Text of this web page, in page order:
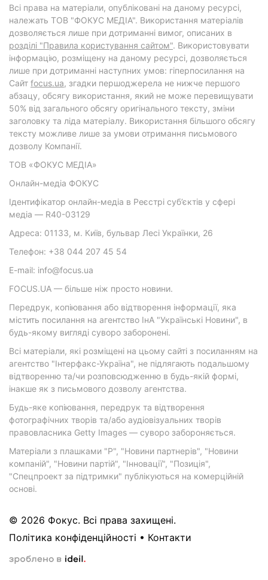
Всі права на матеріали, опубліковані на даному ресурсі,
належать ТОВ "ФОКУС МЕДІА". Використання матеріалів
дозволяється лише при дотриманні вимог, описаних в
розділі "Правила користування сайтом". Використовувати
інформацію, розміщену на даному ресурсі, дозволяється
лише при дотриманні наступних умов: гіперпосилання на
Cайт focus.ua, згадки першоджерела не нижче першого
абзацу, обсягу використання, який не може перевищувати
50% від загального обсягу оригінального тексту, зміни
заголовку та ліда матеріалу. Використання більшого обсягу
тексту можливе лише за умови отримання письмового
дозволу Компанії.
ТОВ «ФОКУС МЕДІА»
Онлайн-медіа ФОКУС
Ідентифікатор онлайн-медіа в Реєстрі суб’єктів у сфері
медіа — R40-03129
Адреса: 01133, м. Київ, бульвар Лесі Українки, 26
Телефон: +38 044 207 45 54
E-mail: info@focus.ua
FOCUS.UA — більше ніж просто новини.
Передрук, копіювання або відтворення інформації, яка
містить посилання на агентство ІнА "Українські Новини", в
будь-якому вигляді суворо заборонені.
Всі матеріали, які розміщені на цьому сайті з посиланням на
агентство "Інтерфакс-Україна", не підлягають подальшому
відтворенню та/чи розповсюдженню в будь-якій формі,
інакше як з письмового дозволу агентства.
Будь-яке копіювання, передрук та відтворення
фотографічних творів та/або аудіовізуальних творів
правовласника Getty Images — суворо забороняється.
Матеріали з плашками "Р", "Новини партнерів", "Новини
компаній", "Новини партій", "Інновації", "Позиція",
"Спецпроект за підтримки" публікуються на комерційній
основі.
© 2026 Фокус. Всі права захищені.
Політика конфіденційності • Контакти